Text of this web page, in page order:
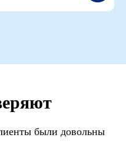
были довольны